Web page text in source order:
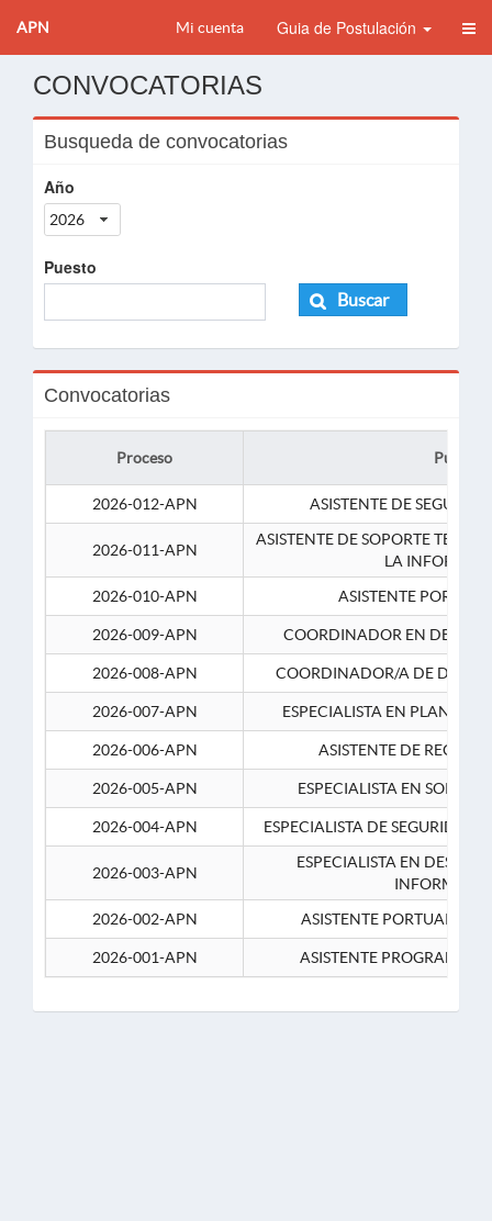
APN Mi cuenta Guia de Postulación
CONVOCATORIAS
Busqueda de convocatorias
Año
2026
Puesto
Buscar
Convocatorias
Proceso Puesto
2026-012-APN ASISTENTE DE
2026-011-APN
ASISTENTE DE SOPORTE
LA
2026-010-APN
ASISTENTE
2026-009-APN COORDINADOR EN
2026-008-APN COORDINADOR/A DE
2026-007-APN ESPECIALISTA EN
2026-006-APN ASISTENTE DE
2026-005-APN ESPECIALISTA EN
2026-004-APN ESPECIALISTA DE SEGURIDAD
2026-003-APN
ESPECIALISTA EN
2026-002-APN
ASISTENTE PORTUARIO 2-
2026-001-APN ASISTENTE